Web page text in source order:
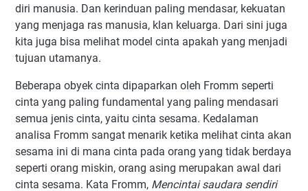
diri manusia. Dan kerinduan paling mendasar, kekuatan
yang menjaga ras manusia, klan keluarga. Dari sini juga
kita juga bisa melihat model cinta apakah yang menjadi
tujuan utamanya.
Beberapa obyek cinta dipaparkan oleh Fromm seperti
cinta yang paling fundamental yang paling mendasari
semua jenis cinta, yaitu cinta sesama. Kedalaman
analisa Fromm sangat menarik ketika melihat cinta akan
sesama ini di mana cinta pada orang yang tidak berdaya
seperti orang miskin, orang asing merupakan awal dari
cinta sesama. Kata Fromm, Mencintai saudara sendiri